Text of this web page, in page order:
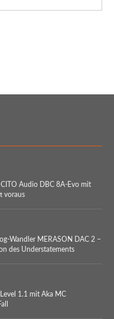
CITO Audio DBC 8A-Evo mit
voraus
Wandler MERASON DAC 2 –
des Understatements
Level 1.1 mit Aka MC